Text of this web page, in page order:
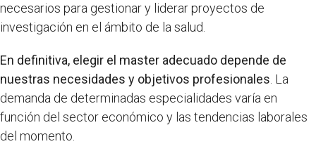
necesarios para gestionar y liderar proyectos de
investigación en el ámbito de la salud.
En definitiva, elegir el master adecuado depende de
nuestras necesidades y objetivos profesionales . La
demanda de determinadas especialidades varía en
función del sector económico y las tendencias laborales
del momento.